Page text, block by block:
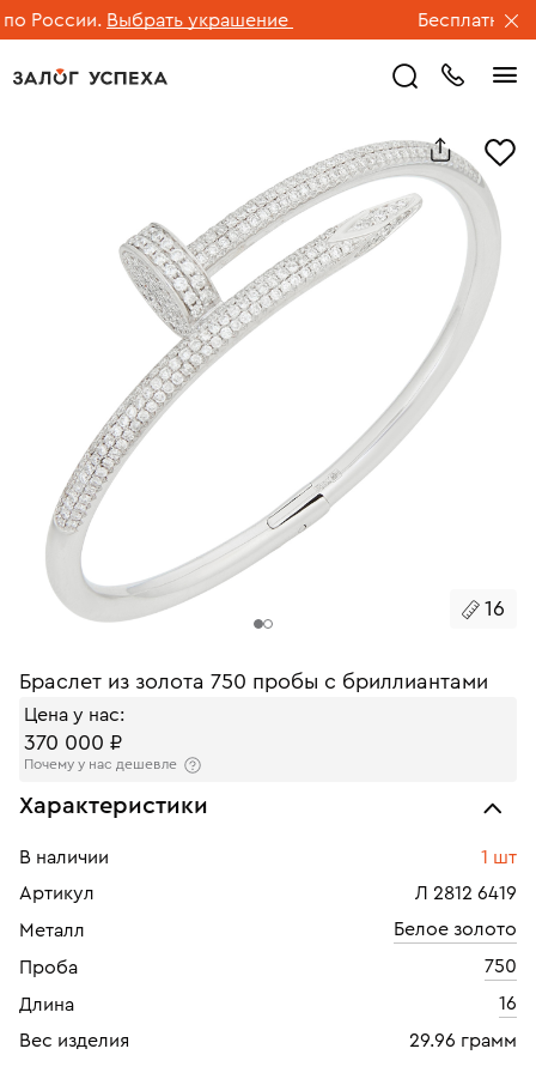
России. Выбрать украшение Бесплатная
16
Браслет из золота 750 пробы с бриллиантами
Цена у нас:
370 000 ₽
Почему у нас дешевле
Характеристики
В наличии
1 шт
Артикул
Л 2812 6419
Металл
Белое золото
Проба
750
Длина
16
Вес изделия
29.96 грамм